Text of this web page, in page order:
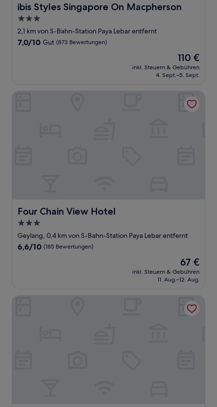
ibis Styles Singapore On Macpherson
ibis Styles Singapore On Macpherson
3.0-
Sterne-
Unterkunft
2,1 km von S-Bahn-Station Paya Lebar entfernt
7.0
7,0/10 Gut (873 Bewertungen)
Der
Preis
beträgt
110 €
inkl. Steuern & Gebühren
4. Sept.–5. Sept.
Four Chain View Hotel
Four Chain View Hotel
3.0-
Sterne-
Unterkunft
Geylang, 0,4 km von S-Bahn-Station Paya Lebar entfernt
6.6
6,6/10 (185 Bewertungen)
Der
Preis
beträgt
67 €
inkl. Steuern & Gebühren
11. Aug.–12. Aug.
Amrise Hotel Geylang, 11Hrs Stay from 10PM to 9AM